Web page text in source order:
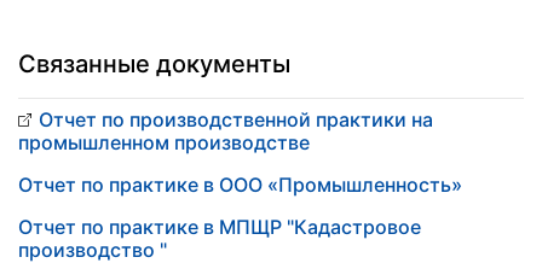
Связанные документы
Отчет по производственной практики на
промышленном производстве
Отчет по практике в ООО «Промышленность»
Отчет по практике в МПЩР "Кадастровое
производство "